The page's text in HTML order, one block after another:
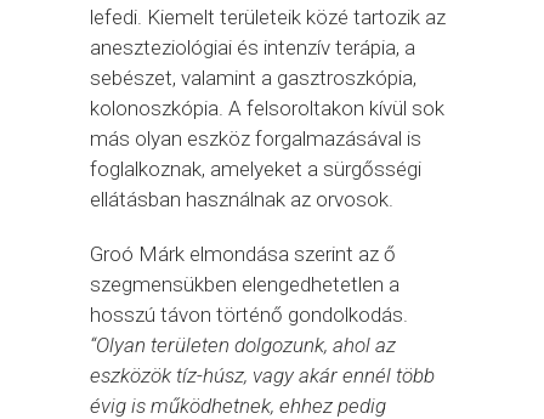
lefedi. Kiemelt területeik közé tartozik az
aneszteziológiai és intenzív terápia, a
sebészet, valamint a gasztroszkópia,
kolonoszkópia. A felsoroltakon kívül sok
más olyan eszköz forgalmazásával is
foglalkoznak, amelyeket a sürgősségi
ellátásban használnak az orvosok.
Groó Márk elmondása szerint az ő
szegmensükben elengedhetetlen a
hosszú távon történő gondolkodás.
“Olyan területen dolgozunk, ahol az
eszközök tíz-húsz, vagy akár ennél több
évig is működhetnek, ehhez pedig